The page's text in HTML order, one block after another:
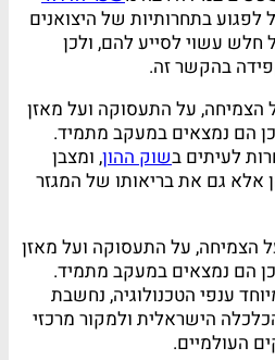
בתחרותיות של היצואנים
חלש עשוי לסייע להם, ולכן
בהקשר זה.
הצמיחה, על התעסוקה ועל מאזן
הם נמצאים במעקב מתמיד.
לעיתים בשוק ההון, ומצבן
אלא גם את בריאותו של המגזר
הצמיחה, על התעסוקה ועל מאזן
הם נמצאים במעקב מתמיד.
ענפי הטכנולוגיה, נחשבת
הישראלית ולמקור מרכזי
העולמיים.